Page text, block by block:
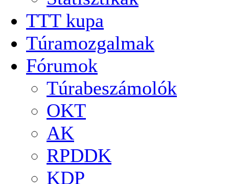
TTT kupa
Túramozgalmak
Fórumok
Túrabeszámolók
OKT
AK
RPDDK
KDP